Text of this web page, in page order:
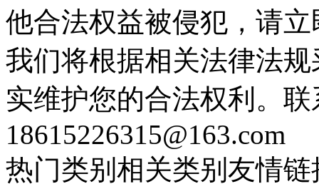
他合法权益被侵犯，请
我们将根据相关法律法
实维护您的合法权利。
18615226315@163.com
热门类别 相关类别 友情链